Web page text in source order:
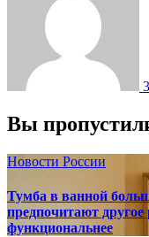
Вы
Новости России
Тумба в ванной
предпочитают
функциональнее